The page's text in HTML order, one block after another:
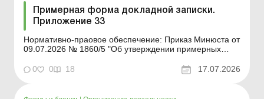
Примерная форма докладной записки.
Приложение 33
Нормативно-праовое обеспечение: Приказ Минюста от
09.07.2026 № 1860/5 "Об утверждении примерных
документов, создаваемых во время деятельности
0 0 18 17.07.2026